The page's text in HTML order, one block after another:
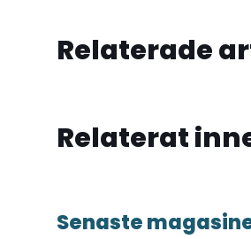
Relaterade
Relaterat
Senaste